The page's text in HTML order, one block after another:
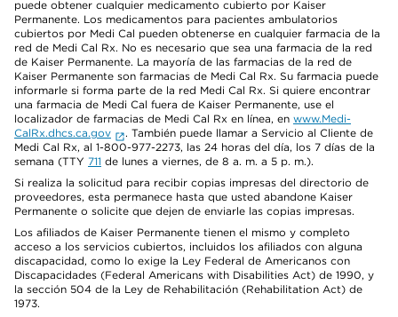
puede obtener cualquier medicamento cubierto por Kaiser
Permanente. Los medicamentos para pacientes ambulatorios
cubiertos por Medi Cal pueden obtenerse en cualquier farmacia de la
red de Medi Cal Rx. No es necesario que sea una farmacia de la red
de Kaiser Permanente. La mayoría de las farmacias de la red de
Kaiser Permanente son farmacias de Medi Cal Rx. Su farmacia puede
informarle si forma parte de la red Medi Cal Rx. Si quiere encontrar
una farmacia de Medi Cal fuera de Kaiser Permanente, use el
localizador de farmacias de Medi Cal Rx en línea, en www.Medi-
CalRx.dhcs.ca.gov
. También puede llamar a Servicio al Cliente de
Medi Cal Rx, al 1-800-977-2273, las 24 horas del día, los 7 días de la
semana (TTY 711 de lunes a viernes, de 8 a. m. a 5 p. m.).
Si realiza la solicitud para recibir copias impresas del directorio de
proveedores, esta permanece hasta que usted abandone Kaiser
Permanente o solicite que dejen de enviarle las copias impresas.
Los afiliados de Kaiser Permanente tienen el mismo y completo
acceso a los servicios cubiertos, incluidos los afiliados con alguna
discapacidad, como lo exige la Ley Federal de Americanos con
Discapacidades (Federal Americans with Disabilities Act) de 1990, y
la sección 504 de la Ley de Rehabilitación (Rehabilitation Act) de
1973.